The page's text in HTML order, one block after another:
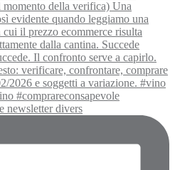
newsletter divers